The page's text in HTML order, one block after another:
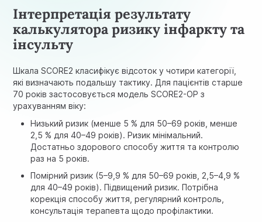
Інтерпретація результату
калькулятора ризику інфаркту та
інсульту
Шкала SCORE2 класифікує відсоток у чотири категорії,
які визначають подальшу тактику. Для пацієнтів старше
70 років застосовуєтьсямодель SCORE2-OP з
урахуванням віку:
Низький ризик (менше 5 % для 50–69 років, менше
2,5 % для 40–49 років). Ризик мінімальний.
Достатньо здорового способу життя та контролю
раз на 5 років.
Помірний ризик (5–9,9 % для 50–69 років, 2,5–4,9 %
для 40–49 років). Підвищений ризик. Потрібна
корекція способу життя, регулярний контроль,
консультація терапевта щодо профілактики.